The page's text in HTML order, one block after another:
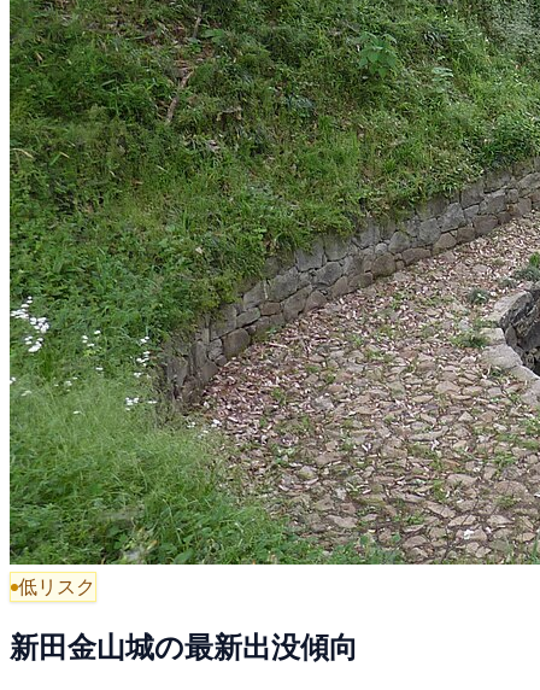
低リスク
新田金山城の最新出没傾向